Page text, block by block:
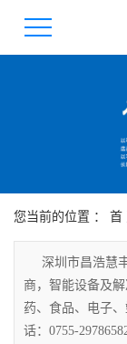
您当前的位置 ： 首
深圳市昌浩慧
商，智能设备及
药、食品、电子
话：0755-